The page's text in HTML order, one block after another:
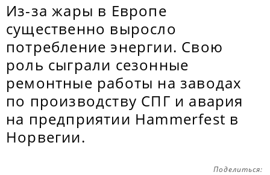
Из-за жары в Европе
существенно выросло
потребление энергии. Свою
роль сыграли сезонные
ремонтные работы на заводах
по производству СПГ и авария
на предприятии Hammerfest в
Норвегии.
Поделиться: